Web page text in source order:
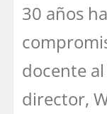
30 años
docente
director,